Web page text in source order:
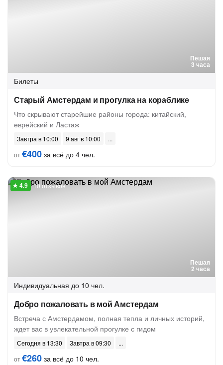
Пешая
3 часа
Билеты
Старый Амстердам и прогулка на кораблике
Что скрывают старейшие районы города: китайский,
еврейский и Ластаж
Завтра в 10:00
9 авг в 10:00
от€400 за всё до 4 чел.
Пешая
2 часа
10 отзывов
Индивидуальная до 10 чел.
Добро пожаловать в мой Амстердам
Встреча с Амстердамом, полная тепла и личных историй,
ждет вас в увлекательной прогулке с гидом
Сегодня в 13:30
Завтра в 09:30
от€260 за всё до 10 чел.